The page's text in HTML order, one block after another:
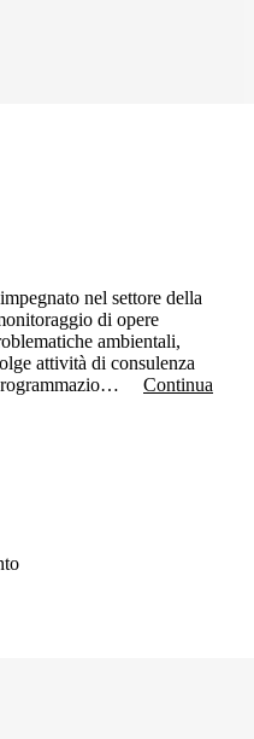
nel settore della
di opere
ambientali,
attività di consulenza
Continua